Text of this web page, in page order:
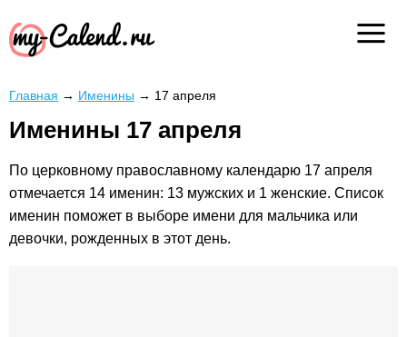
Главная → Именины → 17 апреля
Именины 17 апреля
По церковному православному календарю 17 апреля
отмечается 14 именин: 13 мужских и 1 женские. Список
именин поможет в выборе имени для мальчика или
девочки, рожденных в этот день.